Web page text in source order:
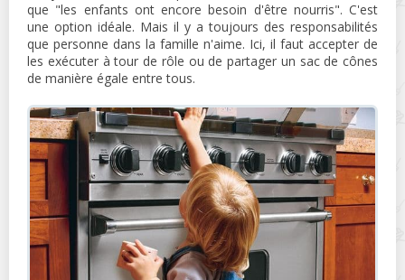
que "les enfants ont encore besoin d'être nourris". C'est
une option idéale. Mais il y a toujours des responsabilités
que personne dans la famille n'aime. Ici, il faut accepter de
les exécuter à tour de rôle ou de partager un sac de cônes
de manière égale entre tous.